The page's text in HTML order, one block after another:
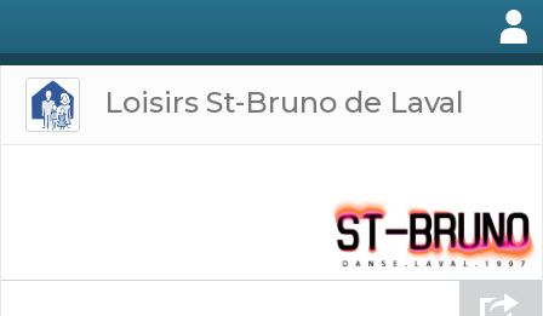
Loisirs St-Bruno de Laval